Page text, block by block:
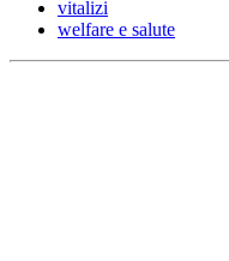
vitalizi
welfare e salute